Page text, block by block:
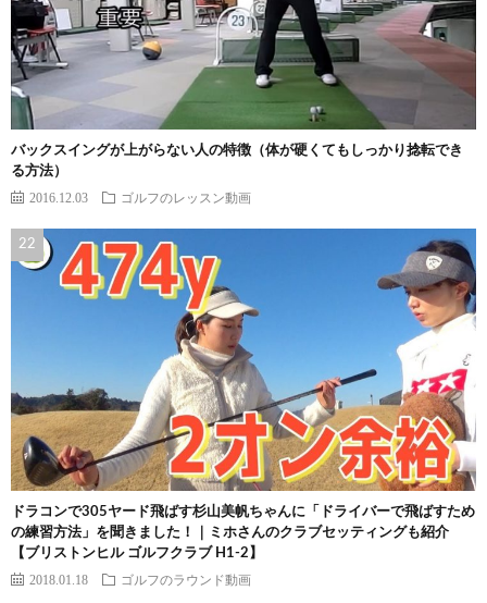
バックスイングが上がらない人の特徴（体が硬くてもしっかり捻転でき
る方法）
2016.12.03 ゴルフのレッスン動画
ドラコンで305ヤード飛ばす杉山美帆ちゃんに「ドライバーで飛ばすため
の練習方法」を聞きました！｜ミホさんのクラブセッティングも紹介
【ブリストンヒル ゴルフクラブ H1-2】
2018.01.18 ゴルフのラウンド動画